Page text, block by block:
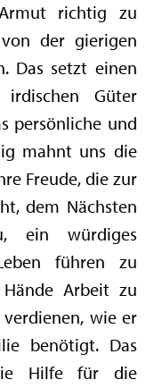
richtig zu
der gierigen
Das setzt einen
irdischen Güter
persönliche und
mahnt uns die
Freude, die zur
dem Nächsten
ein würdiges
führen zu
Arbeit zu
wie er
benötigt. Das
Hilfe für die